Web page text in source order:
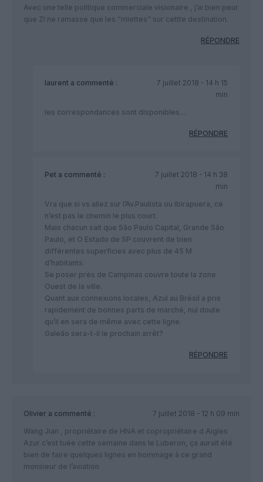
Avec une telle politique commerciale visionaire , j’ai bien peur
que ZI ne ramasse que les “miettes” sur cettte destination.
RÉPONDRE
laurent a commenté :
7 juillet 2018 - 14 h 15
min
les correspondances sont disponibles…
RÉPONDRE
Pet a commenté :
7 juillet 2018 - 14 h 38
min
Vra que si vs allez sur l’Av.Paulista ou Ibirapuera, ce
n’est pas le chemin le plus court.
Mais chacun sait que São Paulo Capital, Grande São
Paulo, et O Estado de SP couvrent de bien
différentes superficies avec plus de 45 M
d’habitants.
Se poser près de Campinas couvre toute la zone
Ouest de la ville.
Quant aux connexions locales, Azul au Brésil a pris
rapidement de bonnes parts de marché, nul doute
qu’il en sera de même avec cette ligne.
Galeão sera-t-il le prochain arrêt?
RÉPONDRE
Olivier a commenté :
7 juillet 2018 - 12 h 09 min
Wang Jian , propriétaire de HNA et copropriétaire d Aigles
Azur c’est tuée cette semaine dans le Luberon, ça aurait été
bien de faire quelques lignes en hommage à ce grand
monsieur de l’aviation